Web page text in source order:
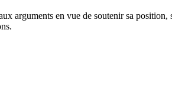
arguments en vue de soutenir sa